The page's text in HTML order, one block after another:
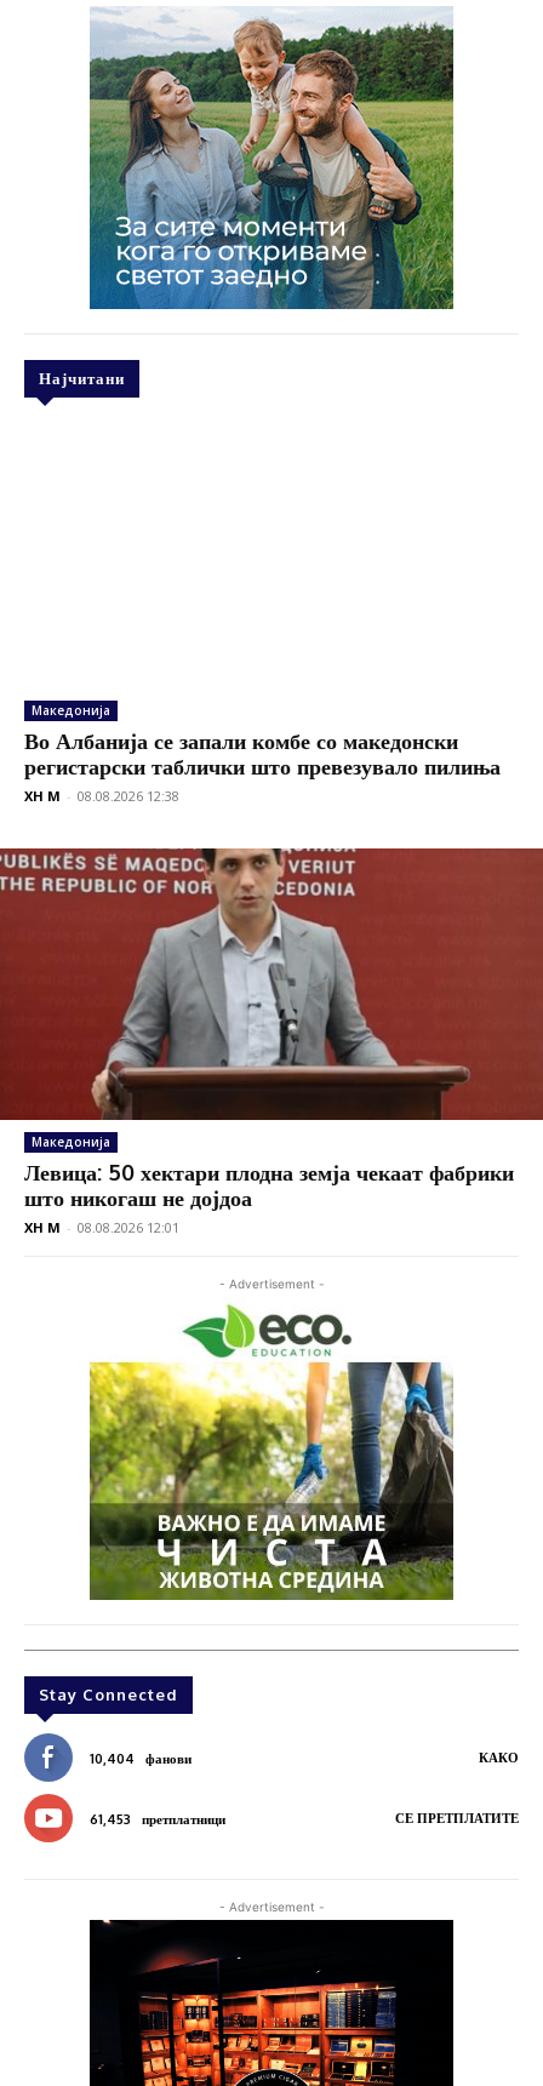
Најчитани
Македонија
Во Албанија се запали комбе со македонски
регистарски таблички што превезувало пилиња
XH M - 08.08.2026 12:38
Македонија
Левица: 50 хектари плодна земја чекаат фабрики
што никогаш не дојдоа
XH M - 08.08.2026 12:01
- Advertisement -
Stay Connected
10,404 фанови КАКО
61,453 претплатници СЕ ПРЕТПЛАТИТЕ
- Advertisement -